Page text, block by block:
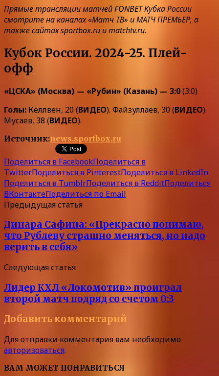
Прямые трансляции матчей FONBET Кубка России
смотрите на каналах «Матч ТВ» и МАТЧ ПРЕМЬЕР, а
также сайтах sportbox.ru и matchtv.ru.
Кубок России. 2024-25. Плей-
офф
«ЦСКА» (Москва) — «Рубин» (Казань) — 3:0(3:0)
Голы: Келлвен, 20 (ВИДЕО). Файзуллаев, 30 (ВИДЕО).
Мусаев, 38 (ВИДЕО).
Источник:news.sportbox.ru
Поделиться в FacebookПоделиться в
TwitterПоделиться в PinterestПоделиться в LinkedIn
Поделиться в TumblrПоделиться в RedditПоделиться
ВКонтактеПоделиться по Email
Предыдущая статья
Динара Сафина: «Прекрасно понимаю,
что Рублеву страшно меняться, но надо
верить в себя»
Следующая статья
Лидер КХЛ «Локомотив» проиграл
второй матч подряд со счетом 0:3
Добавить комментарий
Для отправки комментария вам необходимо
авторизоваться.
ВАМ МОЖЕТ ПОНРАВИТЬСЯ